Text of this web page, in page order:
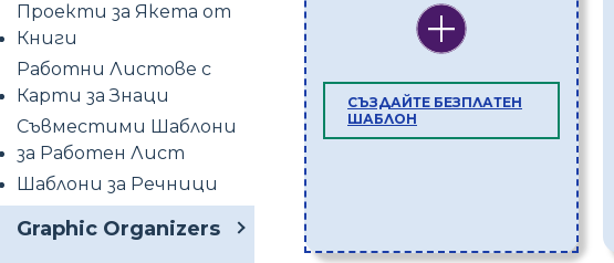
Проекти за Якета от
Книги
Работни Листове с
Карти за Знаци
Съвместими Шаблони
за Работен Лист
Шаблони за Речници
Graphic Organizers
СЪЗДАЙТЕ БЕЗПЛАТЕН
ШАБЛОН